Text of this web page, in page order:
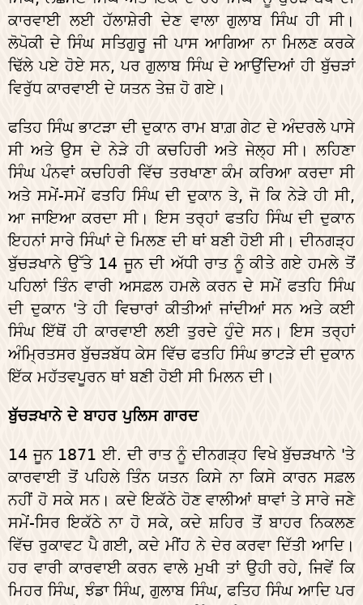
ਕਾਰਵਾਈ ਲਈ ਹੱਲਾਸ਼ੇਰੀ ਦੇਣ ਵਾਲਾ ਗੁਲਾਬ ਸਿੰਘ ਹੀ ਸੀ।
ਲੋਪੋਕੀ ਦੇ ਸਿੰਘ ਸਤਿਗੁਰੂ ਜੀ ਪਾਸ ਆਗਿਆ ਨਾ ਮਿਲਣ ਕਰਕੇ
ਢਿੱਲੇ ਪਏ ਹੋਏ ਸਨ, ਪਰ ਗੁਲਾਬ ਸਿੰਘ ਦੇ ਆਉਂਦਿਆਂ ਹੀ ਬੁੱਚੜਾਂ
ਵਿਰੁੱਧ ਕਾਰਵਾਈ ਦੇ ਯਤਨ ਤੇਜ਼ ਹੋ ਗਏ।
ਫਤਿਹ ਸਿੰਘ ਭਾਟੜਾ ਦੀ ਦੁਕਾਨ ਰਾਮ ਬਾਗ਼ ਗੇਟ ਦੇ ਅੰਦਰਲੇ ਪਾਸੇ
ਸੀ ਅਤੇ ਉਸ ਦੇ ਨੇੜੇ ਹੀ ਕਚਹਿਰੀ ਅਤੇ ਜੇਲ੍ਹ ਸੀ। ਲਹਿਣਾ
ਸਿੰਘ ਪੰਨਵਾਂ ਕਚਹਿਰੀ ਵਿੱਚ ਤਰਖਾਣਾ ਕੰਮ ਕਰਿਆ ਕਰਦਾ ਸੀ
ਅਤੇ ਸਮੇਂ-ਸਮੇਂ ਫਤਹਿ ਸਿੰਘ ਦੀ ਦੁਕਾਨ ਤੇ, ਜੋ ਕਿ ਨੇੜੇ ਹੀ ਸੀ,
ਆ ਜਾਇਆ ਕਰਦਾ ਸੀ। ਇਸ ਤਰ੍ਹਾਂ ਫਤਹਿ ਸਿੰਘ ਦੀ ਦੁਕਾਨ
ਇਹਨਾਂ ਸਾਰੇ ਸਿੰਘਾਂ ਦੇ ਮਿਲਣ ਦੀ ਥਾਂ ਬਣੀ ਹੋਈ ਸੀ। ਦੀਨਗੜ੍ਹ
ਬੁੱਚੜਖਾਨੇ ਉੱਤੇ 14 ਜੂਨ ਦੀ ਅੱਧੀ ਰਾਤ ਨੂੰ ਕੀਤੇ ਗਏ ਹਮਲੇ ਤੋਂ
ਪਹਿਲਾਂ ਤਿੰਨ ਵਾਰੀ ਅਸਫ਼ਲ ਹਮਲੇ ਕਰਨ ਦੇ ਸਮੇਂ ਫਤਹਿ ਸਿੰਘ
ਦੀ ਦੁਕਾਨ 'ਤੇ ਹੀ ਵਿਚਾਰਾਂ ਕੀਤੀਆਂ ਜਾਂਦੀਆਂ ਸਨ ਅਤੇ ਕਈ
ਸਿੰਘ ਇੱਥੋਂ ਹੀ ਕਾਰਵਾਈ ਲਈ ਤੁਰਦੇ ਹੁੰਦੇ ਸਨ। ਇਸ ਤਰ੍ਹਾਂ
ਅੰਮ੍ਰਿਤਸਰ ਬੁੱਚੜਬੱਧ ਕੇਸ ਵਿੱਚ ਫਤਹਿ ਸਿੰਘ ਭਾਟੜੇ ਦੀ ਦੁਕਾਨ
ਇੱਕ ਮਹੱਤਵਪੂਰਨ ਥਾਂ ਬਣੀ ਹੋਈ ਸੀ ਮਿਲਨ ਦੀ।
ਬੁੱਚੜਖਾਨੇ ਦੇ ਬਾਹਰ ਪੁਲਿਸ ਗਾਰਦ
14 ਜੂਨ 1871 ਈ. ਦੀ ਰਾਤ ਨੂੰ ਦੀਨਗੜ੍ਹ ਵਿਖੇ ਬੁੱਚੜਖਾਨੇ 'ਤੇ
ਕਾਰਵਾਈ ਤੋਂ ਪਹਿਲੇ ਤਿੰਨ ਯਤਨ ਕਿਸੇ ਨਾ ਕਿਸੇ ਕਾਰਨ ਸਫ਼ਲ
ਨਹੀਂ ਹੋ ਸਕੇ ਸਨ। ਕਦੇ ਇਕੱਠੇ ਹੋਣ ਵਾਲੀਆਂ ਥਾਵਾਂ ਤੇ ਸਾਰੇ ਜਣੇ
ਸਮੇਂ-ਸਿਰ ਇਕੱਠੇ ਨਾ ਹੋ ਸਕੇ, ਕਦੇ ਸ਼ਹਿਰ ਤੋਂ ਬਾਹਰ ਨਿਕਲਣ
ਵਿੱਚ ਰੁਕਾਵਟ ਪੈ ਗਈ, ਕਦੇ ਮੀਂਹ ਨੇ ਦੇਰ ਕਰਵਾ ਦਿੱਤੀ ਆਦਿ।
ਹਰ ਵਾਰੀ ਕਾਰਵਾਈ ਕਰਨ ਵਾਲੇ ਮੁਖੀ ਤਾਂ ਉਹੀ ਰਹੇ, ਜਿਵੇਂ ਕਿ
ਮਿਹਰ ਸਿੰਘ, ਝੰਡਾ ਸਿੰਘ, ਗੁਲਾਬ ਸਿੰਘ, ਫਤਿਹ ਸਿੰਘ ਆਦਿ ਪਰ